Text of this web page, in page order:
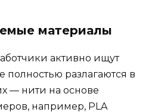
материалы
активно ищут
полностью разлагаются в
— нити на основе
например, PLA